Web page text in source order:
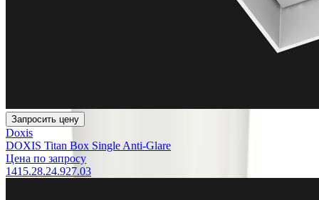
Запросить цену
Doxis
DOXIS Titan Box Single Anti-Glare
Цена по запросу
1415.28.24.927.03